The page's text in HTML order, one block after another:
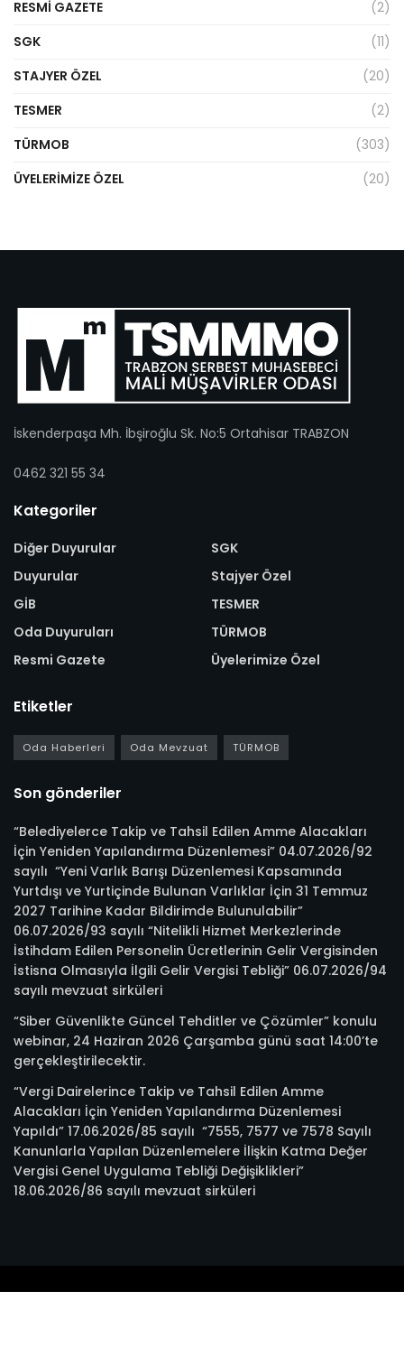
RESMI GAZETE
(2)
SGK
(11)
STAJYER ÖZEL
(20)
TESMER
(2)
TÜRMOB
(303)
ÜYELERIMIZE ÖZEL
(20)
İskenderpaşa Mh. İbşiroğlu Sk. No:5 Ortahisar TRABZON
0462 321 55 34
Kategoriler
Diğer Duyurular
Duyurular
GİB
Oda Duyuruları
Resmi Gazete
SGK
Stajyer Özel
TESMER
TÜRMOB
Üyelerimize Özel
Etiketler
Oda Haberleri Oda Mevzuat TÜRMOB
Son gönderiler
“Belediyelerce Takip ve Tahsil Edilen Amme Alacakları
İçin Yeniden Yapılandırma Düzenlemesi” 04.07.2026/92
sayılı “Yeni Varlık Barışı Düzenlemesi Kapsamında
Yurtdışı ve Yurtiçinde Bulunan Varlıklar İçin 31 Temmuz
2027 Tarihine Kadar Bildirimde Bulunulabilir”
06.07.2026/93 sayılı “Nitelikli Hizmet Merkezlerinde
İstihdam Edilen Personelin Ücretlerinin Gelir Vergisinden
İstisna Olmasıyla İlgili Gelir Vergisi Tebliği” 06.07.2026/94
sayılı mevzuat sirküleri
“Siber Güvenlikte Güncel Tehditler ve Çözümler” konulu
webinar, 24 Haziran 2026 Çarşamba günü saat 14:00’te
gerçekleştirilecektir.
“Vergi Dairelerince Takip ve Tahsil Edilen Amme
Alacakları İçin Yeniden Yapılandırma Düzenlemesi
Yapıldı” 17.06.2026/85 sayılı “7555, 7577 ve 7578 Sayılı
Kanunlarla Yapılan Düzenlemelere İlişkin Katma Değer
Vergisi Genel Uygulama Tebliği Değişiklikleri”
18.06.2026/86 sayılı mevzuat sirküleri